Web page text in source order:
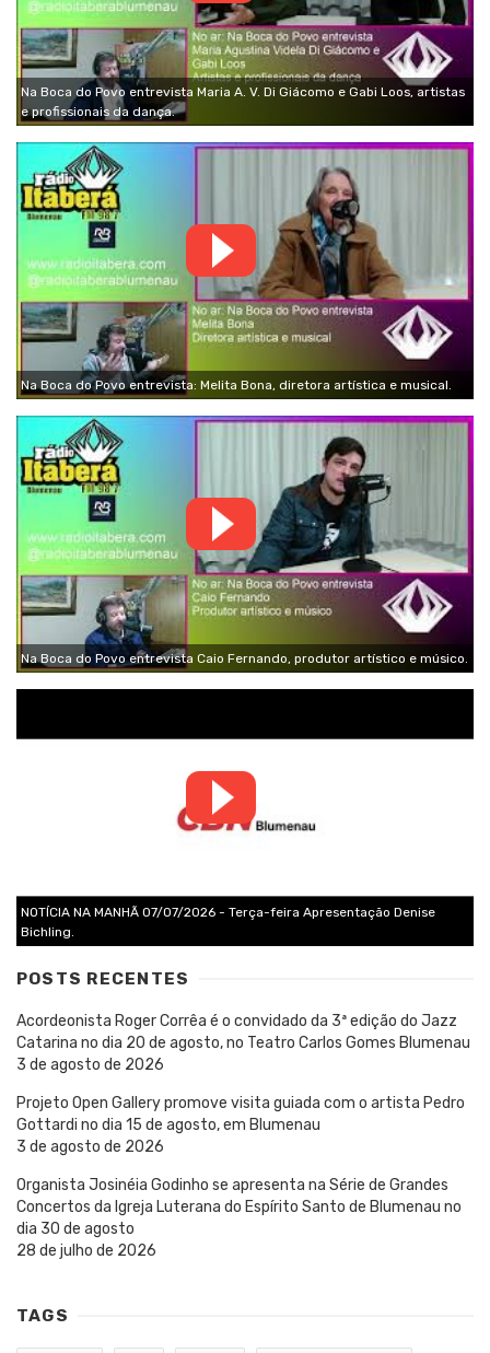
Na Boca do Povo entrevista Maria A. V. Di Giácomo e Gabi Loos, artistas
e profissionais da dança.
Na Boca do Povo entrevista: Melita Bona, diretora artística e musical.
Na Boca do Povo entrevista Caio Fernando, produtor artístico e músico.
NOTÍCIA NA MANHÃ 07/07/2026 - Terça-feira Apresentação Denise
Bichling.
POSTS RECENTES
Acordeonista Roger Corrêa é o convidado da 3ª edição do Jazz
Catarina no dia 20 de agosto, no Teatro Carlos Gomes Blumenau
3 de agosto de 2026
Projeto Open Gallery promove visita guiada com o artista Pedro
Gottardi no dia 15 de agosto, em Blumenau
3 de agosto de 2026
Organista Josinéia Godinho se apresenta na Série de Grandes
Concertos da Igreja Luterana do Espírito Santo de Blumenau no
dia 30 de agosto
28 de julho de 2026
TAGS